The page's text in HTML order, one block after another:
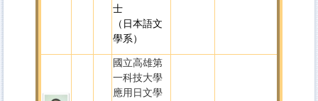
士
（日本語文
學系）
國立高雄第
一科技大學
應用日文學